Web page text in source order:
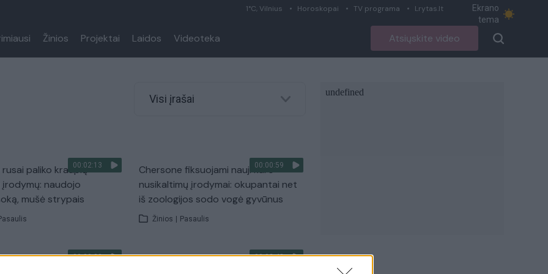
1°C, Vilnius Horoskopai TV programa Lrytas.lt
Ekrano
tema
Žinios Projektai Laidos Videoteka Atsiųskite video
Visi įrašai
00:02:13
paliko kraupių
įrodymų: naudojo
mušė strypais
00:00:59
Chersone fiksuojami nauji karo
nusikaltimų įrodymai: okupantai net
iš zoologijos sodo vogė gyvūnus
Žinios Pasaulis
00:00:39 00:02:48